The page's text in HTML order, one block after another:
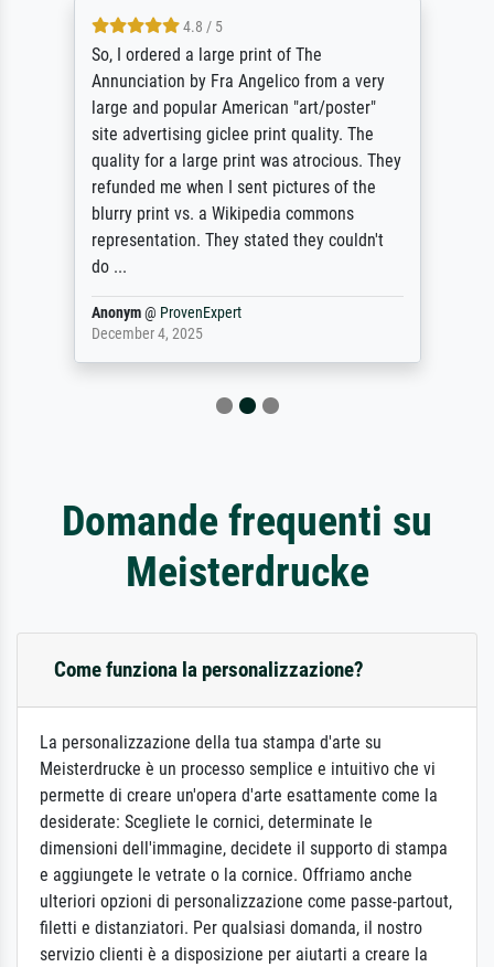
4.8 / 5
So, I ordered a large print of The
Annunciation by Fra Angelico from a very
large and popular American "art/poster"
site advertising giclee print quality. The
quality for a large print was atrocious. They
refunded me when I sent pictures of the
blurry print vs. a Wikipedia commons
representation. They stated they couldn't
do ...
Anonym@ ProvenExpert
December 4, 2025
Domande frequenti su
Meisterdrucke
Come funziona la personalizzazione?
La personalizzazione della tua stampa d'arte su
Meisterdrucke è un processo semplice e intuitivo che vi
permette di creare un'opera d'arte esattamente come la
desiderate: Scegliete le cornici, determinate le
dimensioni dell'immagine, decidete il supporto di stampa
e aggiungete le vetrate o la cornice. Offriamo anche
ulteriori opzioni di personalizzazione come passe-partout,
filetti e distanziatori. Per qualsiasi domanda, il nostro
servizio clienti è a disposizione per aiutarti a creare la